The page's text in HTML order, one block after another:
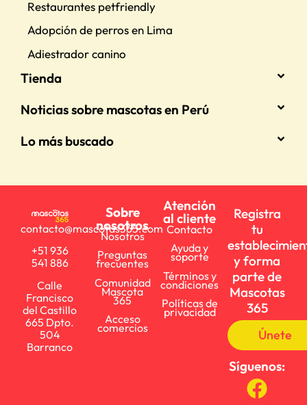
Restaurantes petfriendly
Adopción de perros en Lima
Adiestrador canino
Tienda
Noticias sobre mascotas en Perú
Lo más buscado
contacto@mascotas365.com
+51 936
541 886
Calle
Francisco
del Castillo
665 Dpto.
504
Barranco
Sobre
nosotros
Nosotros
Preguntas
frecuentes
Comunidad
Mascota
365
Acceso
comercios
Atención
al cliente
Contacto
Ayuda y
soporte
Términos y
condiciones
Políticas de
privacidad
Registra
tu
y forma
parte de
Mascotas
365
Únete
Síguenos: